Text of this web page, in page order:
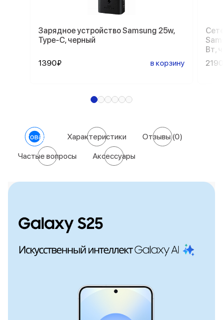
Зарядное устройство Samsung 25w,
Type-C, черный
1390₽ в корзину
Вт,
О товаре Характеристики Отзывы(0)
Частые вопросы Аксессуары